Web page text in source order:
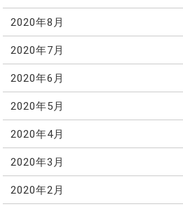
2020年8月
2020年7月
2020年6月
2020年5月
2020年4月
2020年3月
2020年2月